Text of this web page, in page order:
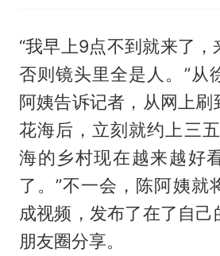
“我早上9点不到就来了，
否则镜头里全是人。”从
阿姨告诉记者，从网上刷
花海后，立刻就约上三
海的乡村现在越来越好
了。”不一会，陈阿姨就
成视频，发布了在了自己
朋友圈分享。